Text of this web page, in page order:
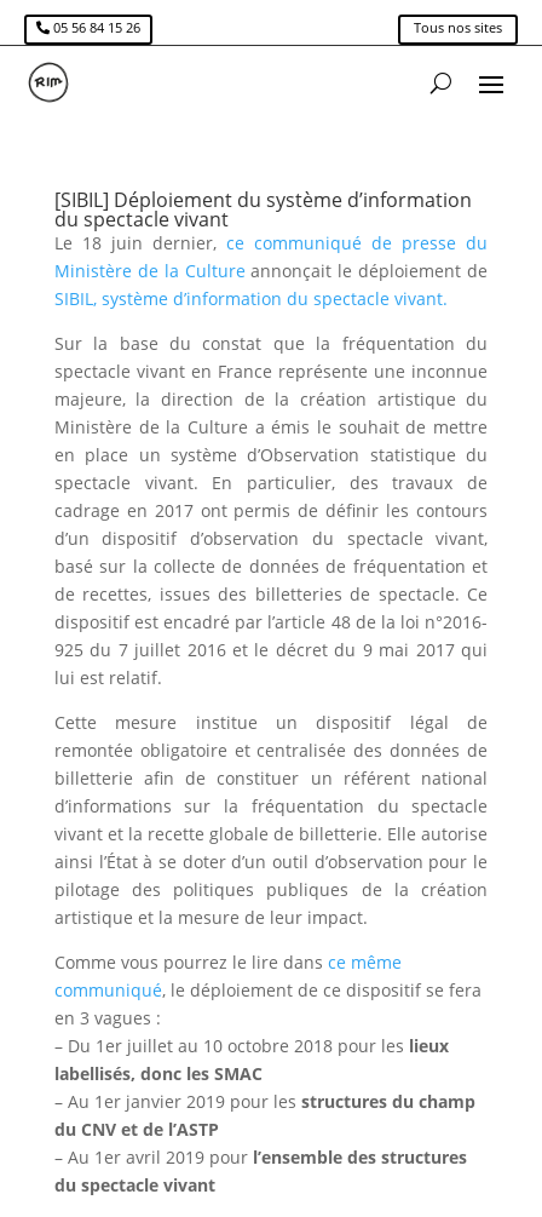
05 56 84 15 26 Tous nos sites
[SIBIL] Déploiement du système d’information
du spectacle vivant
Le 18 juin dernier, ce communiqué de presse du
Ministère de la Culture annonçait le déploiement de
SIBIL, système d’information du spectacle vivant.
Sur la base du constat que la fréquentation du
spectacle vivant en France représente une inconnue
majeure, la direction de la création artistique du
Ministère de la Culture a émis le souhait de mettre
en place un système d’Observation statistique du
spectacle vivant. En particulier, des travaux de
cadrage en 2017 ont permis de définir les contours
d’un dispositif d’observation du spectacle vivant,
basé sur la collecte de données de fréquentation et
de recettes, issues des billetteries de spectacle. Ce
dispositif est encadré par l’article 48 de la loi n°2016-
925 du 7 juillet 2016 et le décret du 9 mai 2017 qui
lui est relatif.
Cette mesure institue un dispositif légal de
remontée obligatoire et centralisée des données de
billetterie afin de constituer un référent national
d’informations sur la fréquentation du spectacle
vivant et la recette globale de billetterie. Elle autorise
ainsi l’État à se doter d’un outil d’observation pour le
pilotage des politiques publiques de la création
artistique et la mesure de leur impact.
Comme vous pourrez le lire dans ce même
communiqué, le déploiement de ce dispositif se fera
en 3 vagues :
– Du 1er juillet au 10 octobre 2018 pour les lieux
labellisés, donc les SMAC
– Au 1er janvier 2019 pour les structures du champ
du CNV et de l’ASTP
– Au 1er avril 2019 pour l’ensemble des structures
du spectacle vivant